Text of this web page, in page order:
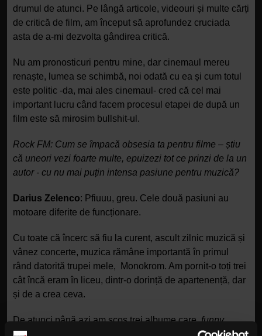
drumul de atunci. Pe lângă articole, videouri și multe cărți
de critică de film, am început să aprofundez cruciada
asta de a-mi dezvolta gândirea critică.
Nu am pronosticuri pentru mine, dar cinemaul mereu
renaște, lumea se schimbă, noi odată cu ea și cum totul
este politic -da, mai ales cinemaul- cred că cel mai
important lucru când facem procesul etapei de după un
film este să mirosim bullshit-ul.
Rock FM: Cum se împacă obsesia ta pentru filme – știu
că uneori vezi foarte multe, epuizezi tot ce prinzi de la un
autor - cu nu mai puțin intensa pasiune pentru muzică?
Darius Zelenco: Pfiuuu, greu. Cele două pasiuni au
motoare diferite de funcționare.
Cu toate că încerc să fiu la curent, ascult zilnic muzică și
vânez concerte, muzica rămâne importantă în primul
rând datorită trupei mele, Monokrom. Am pornit-o toți trei
cât încă eram în liceu, dintr-o dorință de apartenență, dar
și de a crea ceva.
De atunci până azi am scos trei albume care,funny
enough
, sunt ca un documentar dacă le asculți